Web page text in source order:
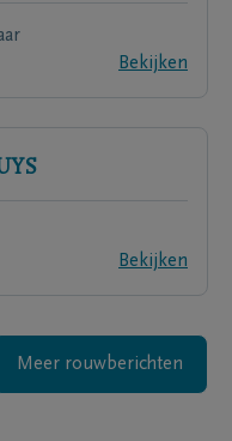
Bekijken
Bekijken
Meer rouwberichten